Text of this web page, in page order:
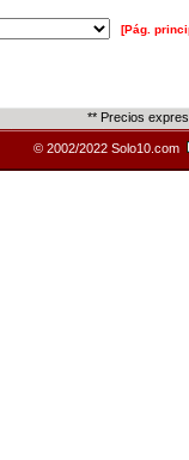
[Pág.
** Precios
© 2002/2022 Solo10.com